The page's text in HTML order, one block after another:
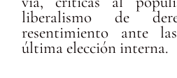
liberalismo de
resentimiento ante
última elección interna.